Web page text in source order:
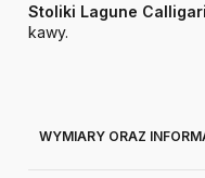
Stoliki Lagune
kawy.
WYMIARY ORAZ